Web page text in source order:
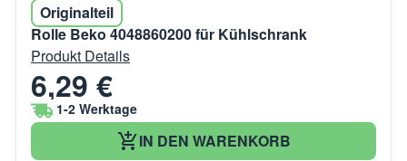
Originalteil
Rolle Beko 4048860200 für Kühlschrank
Produkt Details
6,29 €
1-2 Werktage
IN DEN WARENKORB